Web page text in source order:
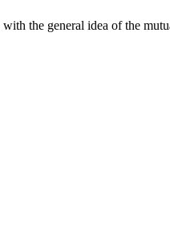
the general idea of the